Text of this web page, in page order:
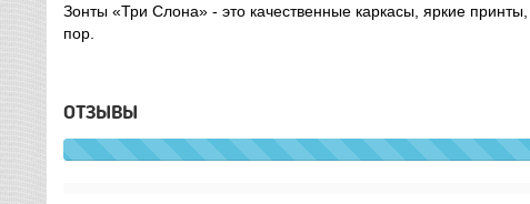
Зонты «Три Слона» - это качественные каркасы, яркие
пор.
ОТЗЫВЫ